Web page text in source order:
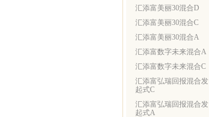
汇添富美丽30混合D
汇添富美丽30混合C
汇添富美丽30混合A
汇添富数字未来混合A
汇添富数字未来混合C
汇添富弘瑞回报混合发
起式C
汇添富弘瑞回报混合发
起式A